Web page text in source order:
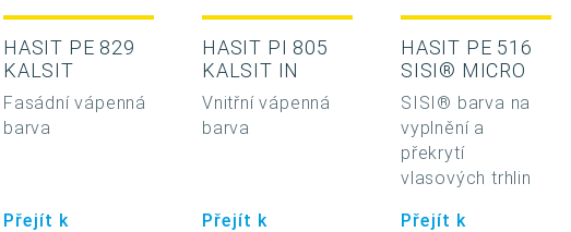
HASIT PE 829
KALSIT
Fasádní vápenná
barva
Přejít k
HASIT PI 805
KALSIT IN
Vnitřní vápenná
barva
Přejít k
HASIT PE 516
SISI® MICRO
SISI® barva na
vyplnění a
překrytí
vlasových trhlin
Přejít k